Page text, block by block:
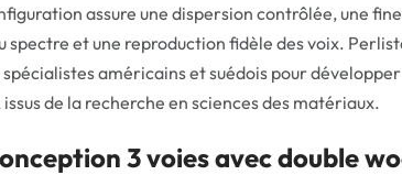
assure une dispersion contrôlée, une
spectre et une reproduction fidèle des voix.
spécialistes américains et suédois pour
de la recherche en sciences des matériaux.
3 voies avec double